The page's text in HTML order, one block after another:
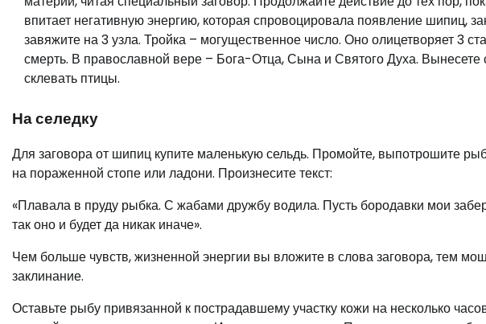
впитает негативную энергию, которая спровоцировала появление шипиц,
завяжите на 3 узла. Тройка – могущественное число. Оно олицетворяет 3
смерть. В православной вере – Бога-Отца, Сына и Святого Духа. Вынесете
склевать птицы.
На селедку
Для заговора от шипиц купите маленькую сельдь. Промойте, выпотрошите
на пораженной стопе или ладони. Произнесите текст:
«Плавала в пруду рыбка. С жабами дружбу водила. Пусть бородавки мои
так оно и будет да никак иначе».
Чем больше чувств, жизненной энергии вы вложите в слова заговора, тем
заклинание.
Оставьте рыбу привязанной к пострадавшему участку кожи на несколько